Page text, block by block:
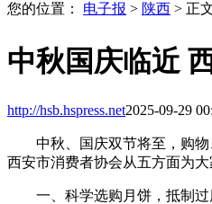
您的位置： 电子报 > 陕西 > 正
中秋国庆临近
http://hsb.hspress.net2025-09-29
中秋、国庆双节将至，购
西安市消费者协会从五方面为大
一、科学选购月饼，抵制